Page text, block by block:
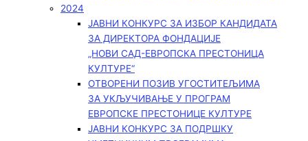
2024
ЈАВНИ КОНКУРС ЗА ИЗБОР КАНДИДАТА
ЗА ДИРЕКТОРА ФОНДАЦИЈЕ
„НОВИ САД-ЕВРОПСКА ПРЕСТОНИЦА
КУЛТУРЕ“
ОТВОРЕНИ ПОЗИВ УГОСТИТЕЉИМА
ЗА УКЉУЧИВАЊЕ У ПРОГРАМ
ЕВРОПСКЕ ПРЕСТОНИЦЕ КУЛТУРЕ
ЈАВНИ КОНКУРС ЗА ПОДРШКУ